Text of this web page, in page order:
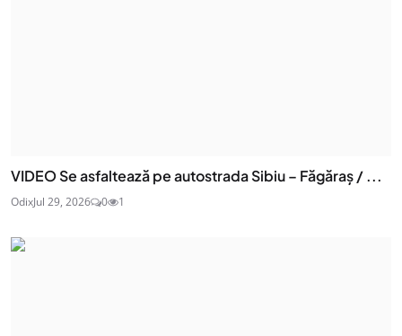
VIDEO Se asfaltează pe autostrada Sibiu – Făgăraș / ...
OdixJul 29, 2026 0 1